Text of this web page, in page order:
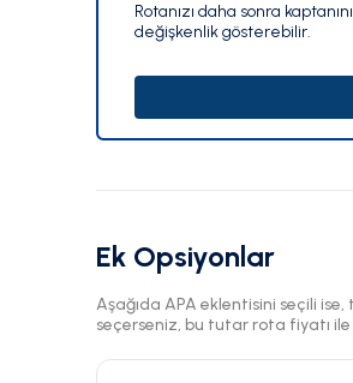
Rotanızı daha sonra
değişkenlik gösterebilir.
Ek Opsiyonlar
Aşağıda APA eklentisini seçili
seçerseniz, bu tutar rota fiyatı